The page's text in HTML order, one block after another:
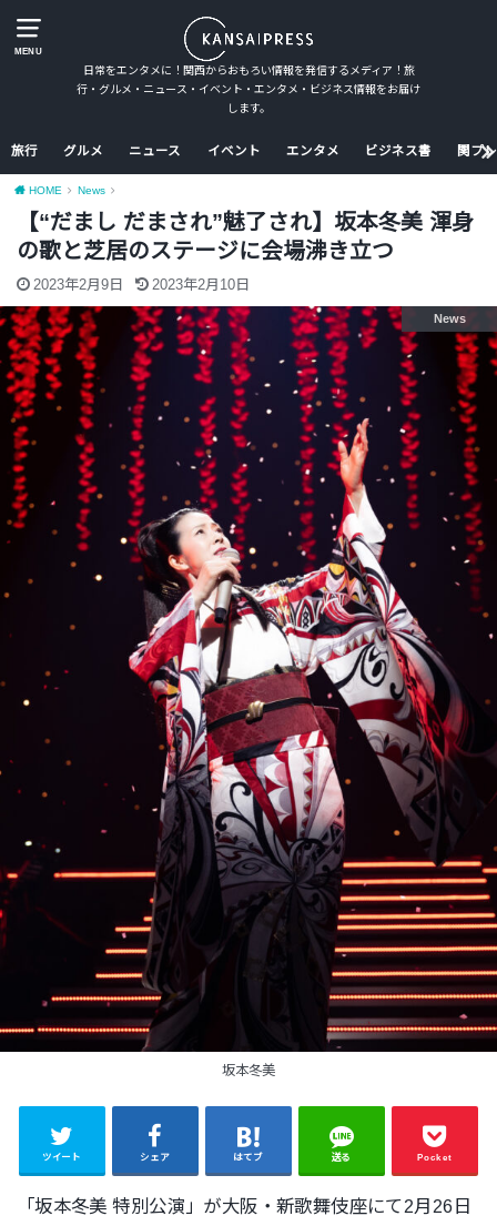
MENU
日常をエンタメに！関西からおもろい情報を発信するメディア！旅
行・グルメ・ニュース・イベント・エンタメ・ビジネス情報をお届け
します。
旅行 グルメ ニュース イベント エンタメ ビジネス書 関プ
HOME News
【“だまし だまされ”魅了され】坂本冬美 渾身
の歌と芝居のステージに会場沸き立つ
2023年2月9日 2023年2月10日
坂本冬美
News
ツイート シェア はてブ 送る Pocket
「坂本冬美 特別公演」が大阪・新歌舞伎座にて2月26日